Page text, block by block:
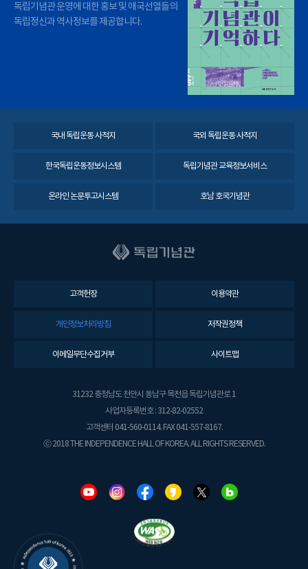
독립기념관 운영에 대한 홍보 및 애국선열들의
독립정신과 역사정보를 제공합니다.
국내 독립운동 사적지 국외 독립운동 사적지
한국독립운동정보시스템 독립기념관 교육정보서비스
온라인 논문투고시스템 호남 호국기념관
고객헌장 이용약관
개인정보처리방침 저작권정책
이메일무단수집거부 사이트맵
31232 충청남도 천안시 동남구 목천읍 독립기념관로 1
사업자등록번호 : 312-82-02552
고객센터 041-560-0114. FAX 041-557-8167.
ⓒ 2018 THE INDEPENDENCE HALL OF KOREA. ALL RIGHTS RESERVED.